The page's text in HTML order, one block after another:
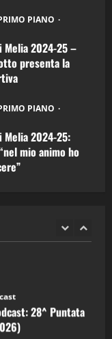
PIANO
Melia 2024-25 –
presenta la
PIANO
Melia 2024-25:
mio animo ho
26^ Puntata
30^ Puntata